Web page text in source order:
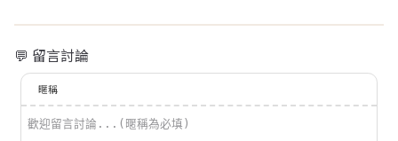
💬 留言討論
暱稱